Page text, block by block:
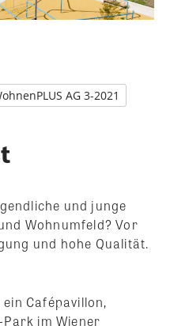
AG 3-2021
und junge
Wohnumfeld? Vor
und hohe Qualität.
Cafépavillon,
im Wiener